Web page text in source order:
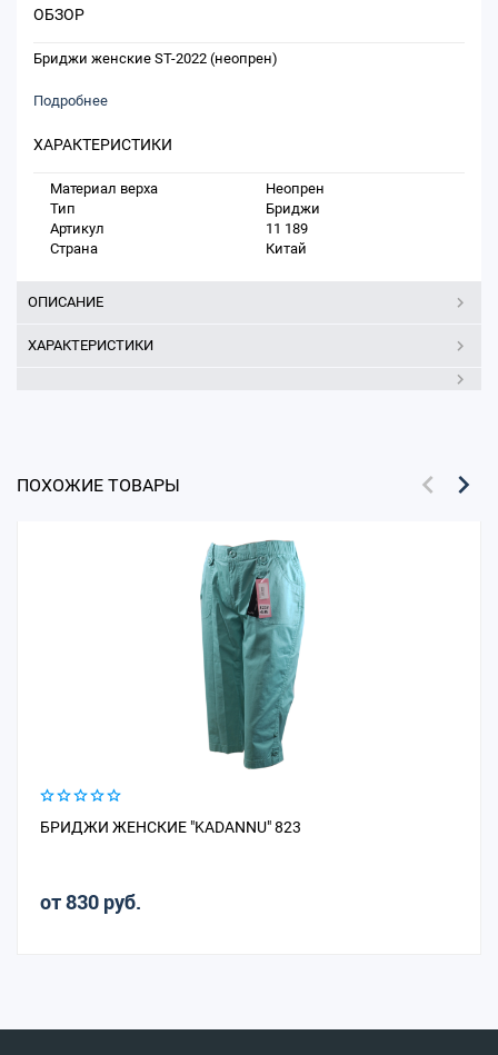
ОБЗОР
Бриджи женские ST-2022 (неопрен)
Подробнее
ХАРАКТЕРИСТИКИ
Материал верха
Неопрен
Тип
Бриджи
Артикул
11 189
Страна
Китай
ОПИСАНИЕ
ХАРАКТЕРИСТИКИ
ПОХОЖИЕ ТОВАРЫ
БРИДЖИ ЖЕНСКИЕ "KADANNU" 823
от 830 руб.